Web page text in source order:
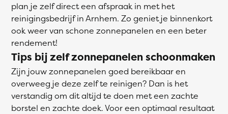
plan je zelf direct een afspraak in met het
reinigingsbedrijf in Arnhem. Zo geniet je binnenkort
ook weer van schone zonnepanelen en een beter
rendement!
Tips bij zelf zonnepanelen schoonmaken
Zijn jouw zonnepanelen goed bereikbaar en
overweeg je deze zelf te reinigen? Dan is het
verstandig om dit altijd te doen met een zachte
borstel en zachte doek. Voor een optimaal resultaat